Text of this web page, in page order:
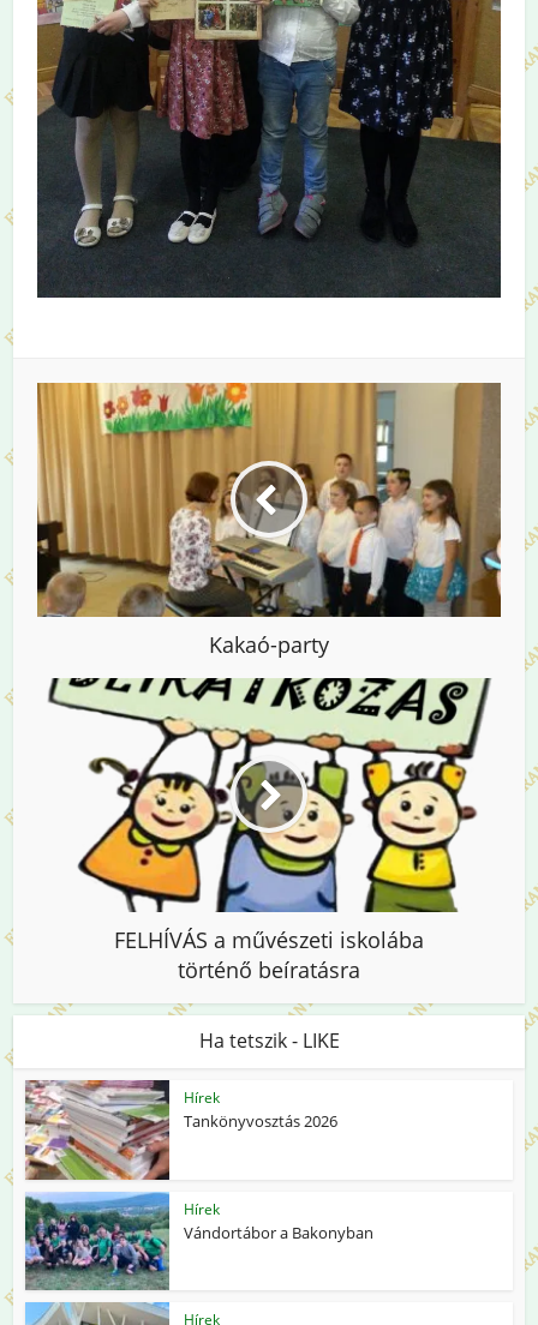
Kakaó-party
FELHÍVÁS a művészeti iskolába
történő beíratásra
Ha tetszik - LIKE
Hírek
Tankönyvosztás 2026
Hírek
Vándortábor a Bakonyban
Hírek